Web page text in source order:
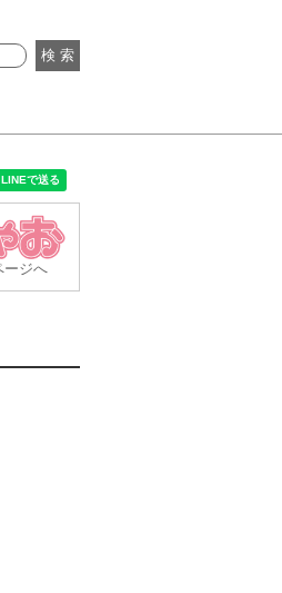
検 索
ージへ